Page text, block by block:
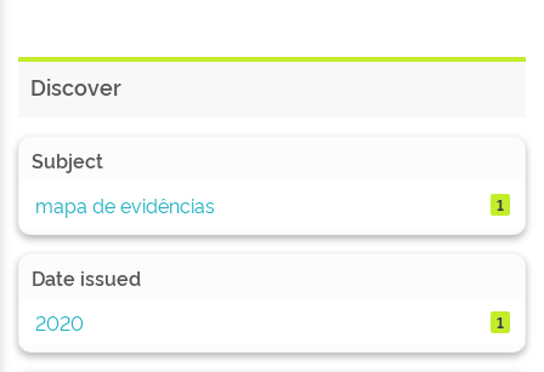
Discover
Subject
mapa de evidências
1
Date issued
2020
1